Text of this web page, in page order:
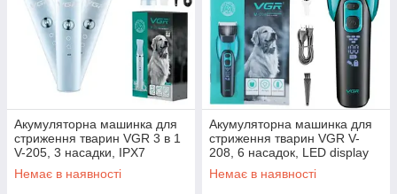
Акумуляторна машинка для
стриження тварин VGR 3 в 1
V-205, 3 насадки, IPX7
Немає в наявності
Акумуляторна машинка для
стриження тварин VGR V-
208, 6 насадок, LED display
Немає в наявності